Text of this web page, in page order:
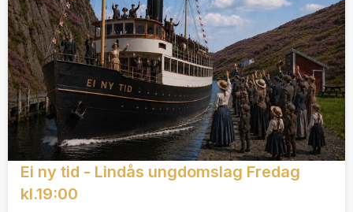
Ei ny tid - Lindås ungdomslag Fredag
kl.19:00